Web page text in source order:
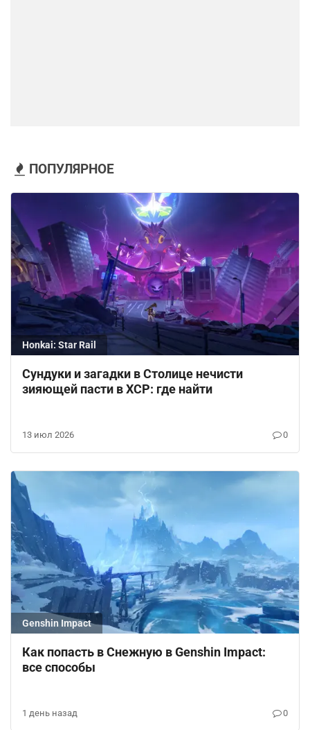
ПОПУЛЯРНОЕ
Honkai: Star Rail
Сундуки и загадки в Столице нечисти
зияющей пасти в ХСР: где найти
13 июл 2026 0
Genshin Impact
Как попасть в Снежную в Genshin Impact:
все способы
1 день назад 0